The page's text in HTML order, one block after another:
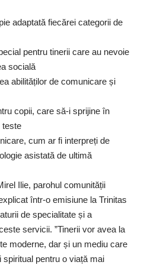
adaptată fiecărei categorii de
pentru tinerii care au nevoie
socială
abilităților de comunicare și
copii, care să-i sprijine în
teste
cum ar fi interpreți de
asistată de ultimă
Ilie, parohul comunității
într-o emisiune la Trinitas
de specialitate și a
servicii. ”Tinerii vor avea la
moderne, dar și un mediu care
pentru o viață mai